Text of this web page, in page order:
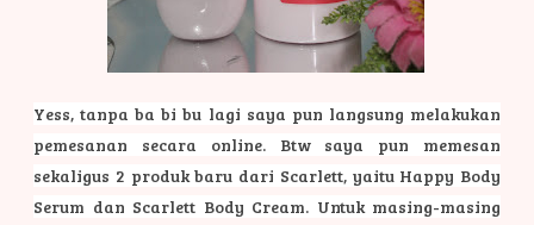
Yess, tanpa ba bi bu lagi saya pun langsung melakukan
pemesanan secara online. Btw saya pun memesan
sekaligus 2 produk baru dari Scarlett, yaitu Happy Body
Serum dan Scarlett Body Cream. Untuk masing-masing